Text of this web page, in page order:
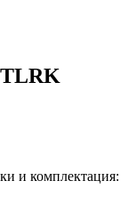
и комплектация: